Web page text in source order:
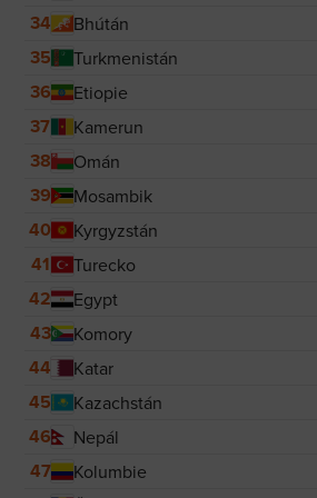
34 Bhútán
35 Turkmenistán
36 Etiopie
37 Kamerun
38 Omán
39 Mosambik
40 Kyrgyzstán
41 Turecko
42 Egypt
43 Komory
44 Katar
45 Kazachstán
46 Nepál
47 Kolumbie